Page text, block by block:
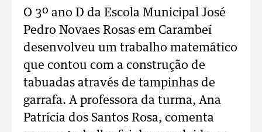
O 3º ano D da Escola Municipal José
Pedro Novaes Rosas em Carambeí
desenvolveu um trabalho matemático
que contou com a construção de
tabuadas através de tampinhas de
garrafa. A professora da turma, Ana
Patrícia dos Santos Rosa, comenta